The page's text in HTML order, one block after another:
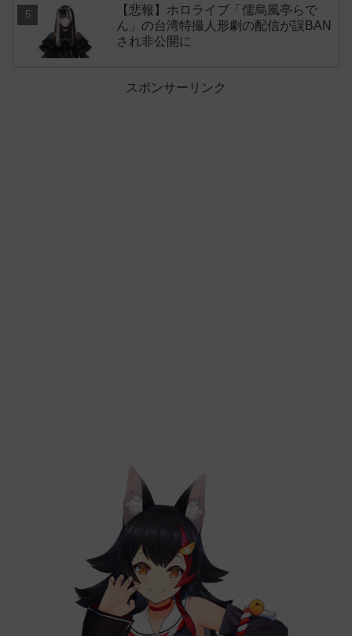
【悲報】ホロライブ「儒烏風亭らで
ん」の台湾特撮人形劇の配信が誤BAN
され非公開に
スポンサーリンク